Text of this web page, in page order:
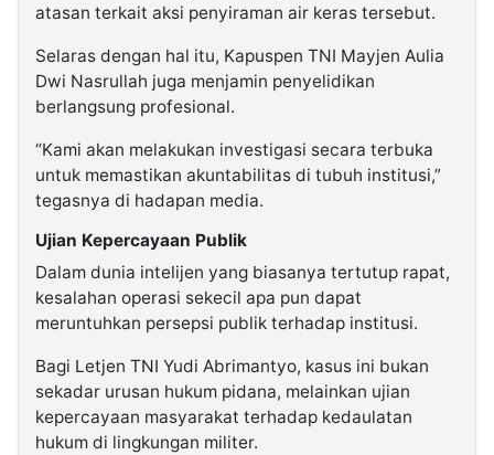
atasan terkait aksi penyiraman air keras tersebut.
Selaras dengan hal itu, Kapuspen TNI Mayjen Aulia
Dwi Nasrullah juga menjamin penyelidikan
berlangsung profesional.
“Kami akan melakukan investigasi secara terbuka
untuk memastikan akuntabilitas di tubuh institusi,”
tegasnya di hadapan media.
Ujian Kepercayaan Publik
Dalam dunia intelijen yang biasanya tertutup rapat,
kesalahan operasi sekecil apa pun dapat
meruntuhkan persepsi publik terhadap institusi.
Bagi Letjen TNI Yudi Abrimantyo, kasus ini bukan
sekadar urusan hukum pidana, melainkan ujian
kepercayaan masyarakat terhadap kedaulatan
hukum di lingkungan militer.